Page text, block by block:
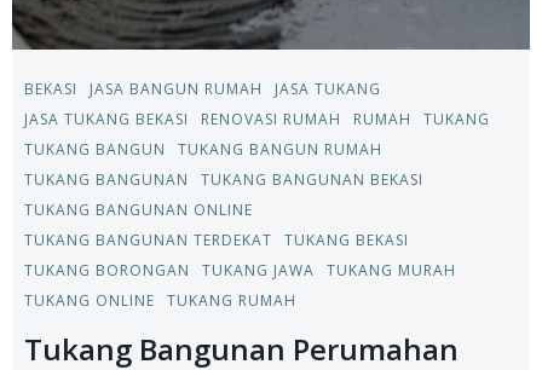
BEKASI JASA BANGUN RUMAH
JASA TUKANG
JASA TUKANG BEKASI
RENOVASI RUMAH RUMAH
TUKANG
TUKANG BANGUN
TUKANG BANGUN RUMAH
TUKANG BANGUNAN
TUKANG BANGUNAN BEKASI
TUKANG BANGUNAN ONLINE
TUKANG BANGUNAN TERDEKAT
TUKANG BEKASI
TUKANG BORONGAN
TUKANG JAWA
TUKANG MURAH
TUKANG ONLINE
TUKANG RUMAH
Tukang Bangunan Perumahan